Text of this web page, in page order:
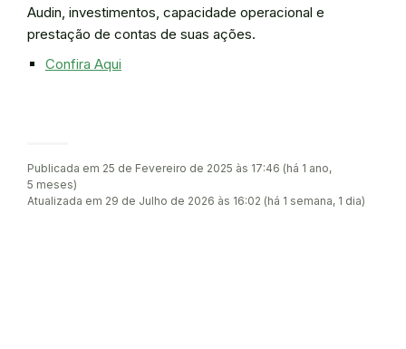
Audin, investimentos, capacidade operacional e
prestação de contas de suas ações.
Confira Aqui
Publicada em 25 de Fevereiro de 2025 às 17:46 (há 1 ano,
5 meses)
Atualizada em 29 de Julho de 2026 às 16:02 (há 1 semana, 1 dia)